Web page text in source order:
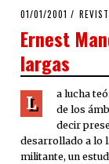
POSTED
01/01/2001 13/04/
Ernest
largas
L
a lucha
de los
decir
desarrollado a lo
militante, un